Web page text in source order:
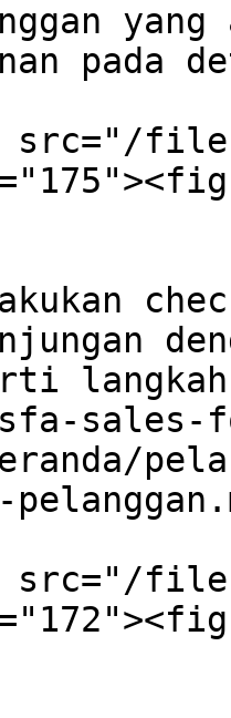
pada
files/
sales-
files/